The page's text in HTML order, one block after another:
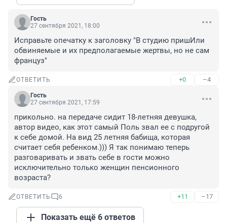
Гость
27 сентября 2021, 18:00
Исправьте опечатку к заголовку "В студию пришИли
обвиняемые и их предполагаемые жертвы, но не сам
француз"
ОТВЕТИТЬ +0 –4
Гость
27 сентября 2021, 17:59
прикольно. на передаче сидит 18-летняя девушка,
автор видео, как этот самый Поль звал ее с подругой
к себе домой. На вид 25 летняя бабища, которая
считает себя ребенком.))) Я так понимаю теперь
разговаривать и звать себе в гости можно
исключительно только женщин пенсионного
возраста?
ОТВЕТИТЬ 6 +11 –17
Показать ещё 6 ответов